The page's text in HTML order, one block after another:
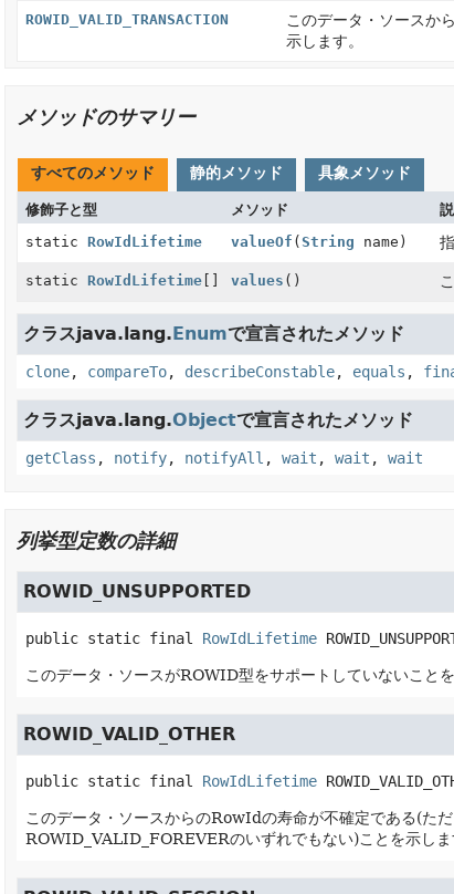
ROWID_VALID_TRANSACTION
このデータ・ソースか
示します。
メソッドのサマリー
すべてのメソッド 静的メソッド 具象メソッド
修飾子と型 メソッド
static RowIdLifetime valueOf ( String name)
static RowIdLifetime[] values ()
クラスjava.lang.Enumで宣言されたメソッド
clone, compareTo, describeConstable, equals ,
クラスjava.lang.Objectで宣言されたメソッド
getClass , notify, notifyAll , wait , wait , wait
列挙型定数の詳細
ROWID_UNSUPPORTED
public static final RowIdLifetime
このデータ・ソースがROWID型をサポートしていないことを
ROWID_VALID_OTHER
public static final RowIdLifetime
このデータ・ソースからのRowIdの寿命が不確定である(
ROWID_VALID_FOREVERのいずれでもない)ことを示しま